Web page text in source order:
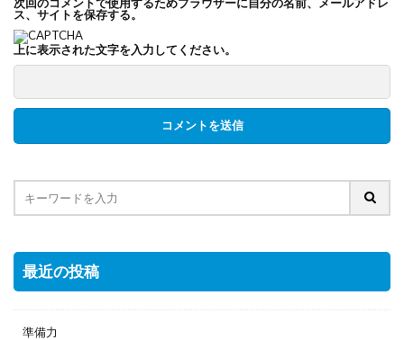
ス、サイトを保存する。
上に表示された文字を入力してください。
最近の投稿
準備力